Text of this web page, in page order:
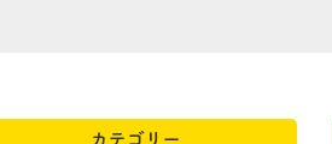
カテゴリー